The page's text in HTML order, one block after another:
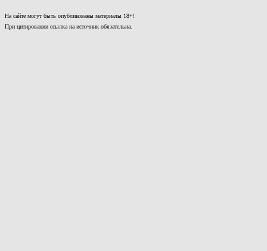
На сайте могут быть опубликованы материалы 18+!
При цитировании ссылка на источник обязательна.